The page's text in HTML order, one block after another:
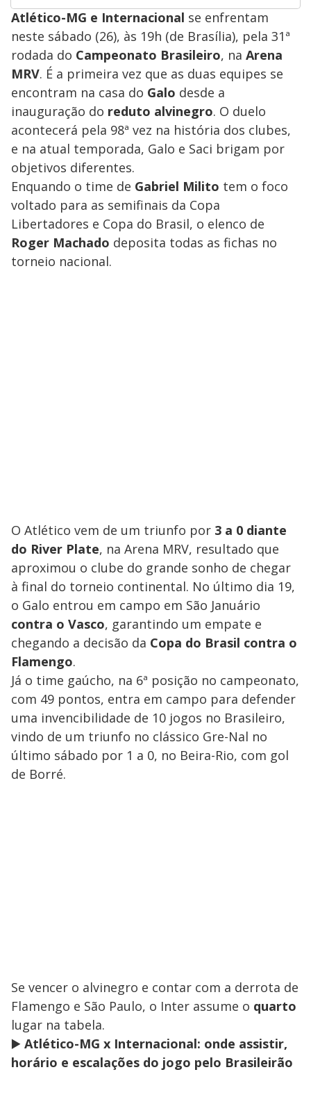
Atlético-MG e Internacional se enfrentam
neste sábado (26), às 19h (de Brasília), pela 31ª
rodada do Campeonato Brasileiro, na Arena
MRV. É a primeira vez que as duas equipes se
encontram na casa do Galo desde a
inauguração do reduto alvinegro. O duelo
acontecerá pela 98ª vez na história dos clubes,
e na atual temporada, Galo e Saci brigam por
objetivos diferentes.
Enquando o time de Gabriel Milito tem o foco
voltado para as semifinais da Copa
Libertadores e Copa do Brasil, o elenco de
Roger Machado deposita todas as fichas no
torneio nacional.
O Atlético vem de um triunfo por 3 a 0 diante
do River Plate, na Arena MRV, resultado que
aproximou o clube do grande sonho de chegar
à final do torneio continental. No último dia 19,
o Galo entrou em campo em São Januário
contra o Vasco, garantindo um empate e
chegando a decisão da Copa do Brasil contra o
Flamengo.
Já o time gaúcho, na 6ª posição no campeonato,
com 49 pontos, entra em campo para defender
uma invencibilidade de 10 jogos no Brasileiro,
vindo de um triunfo no clássico Gre-Nal no
último sábado por 1 a 0, no Beira-Rio, com gol
de Borré.
Se vencer o alvinegro e contar com a derrota de
Flamengo e São Paulo, o Inter assume o quarto
lugar na tabela.
▶️ Atlético-MG x Internacional: onde assistir,
horário e escalações do jogo pelo Brasileirão